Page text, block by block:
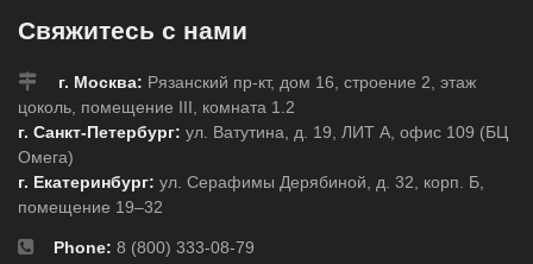
Свяжитесь с нами
г. Москва: Рязанский пр-кт, дом 16, строение 2, этаж
цоколь, помещение III, комната 1.2
г. Санкт-Петербург: ул. Ватутина, д. 19, ЛИТ А, офис 109 (БЦ
Омега)
г. Екатеринбург: ул. Серафимы Дерябиной, д. 32, корп. Б,
помещение 19–32
Phone: 8 (800) 333-08-79